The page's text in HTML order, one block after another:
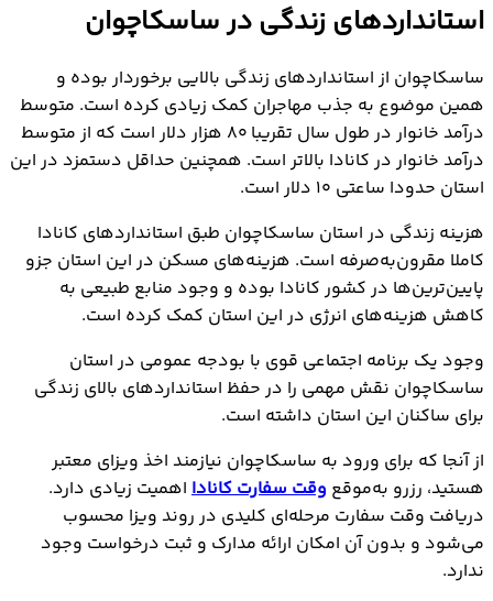
استانداردهای زندگی در ساسکاچوان
ساسکاچوان از استانداردهای زندگی بالایی برخوردار بوده و
همین موضوع به جذب مهاجران کمک زیادی کرده است. متوسط
درآمد خانوار در طول سال تقریبا ۸۰ هزار دلار است که از متوسط
درآمد خانوار در کانادا بالاتر است. همچنین حداقل دستمزد در این
استان حدودا ساعتی ۱۰ دلار است.
هزینه زندگی در استان ساسکاچوان طبق استانداردهای کانادا
کاملا مقرون‌به‌صرفه است. هزینه‌های مسکن در این استان جزو
پایین‌ترین‌ها در کشور کانادا بوده و وجود منابع طبیعی به
کاهش هزینه‌های انرژی در این استان کمک کرده است.
وجود یک برنامه اجتماعی قوی با بودجه عمومی در استان
ساسکاچوان نقش مهمی را در حفظ استانداردهای بالای زندگی
برای ساکنان این استان داشته است.
از آنجا که برای ورود به ساسکاچوان نیازمند اخذ ویزای معتبر
هستید، رزرو به‌موقع وقت سفارت کانادا اهمیت زیادی دارد.
دریافت وقت سفارت مرحله‌ای کلیدی در روند ویزا محسوب
می‌شود و بدون آن امکان ارائه مدارک و ثبت درخواست وجود
ندارد.